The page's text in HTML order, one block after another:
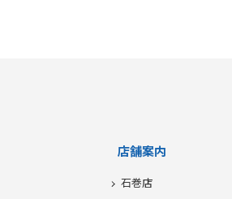
店舗案内
石巻店